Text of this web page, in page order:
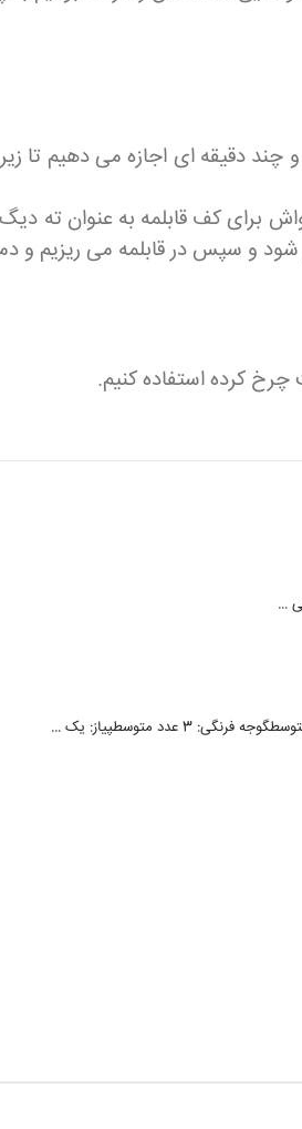
چند دقیقه ای اجازه می دهیم
برای کف قابلمه به عنوان ته
و سپس در قابلمه می ریزیم و
چرخ کرده استفاده کنیم.